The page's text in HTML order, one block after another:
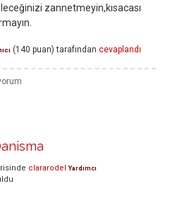
zannetmeyin,kısacası
(140 puan) tarafından cevaplandı
clararodel Yardımcı